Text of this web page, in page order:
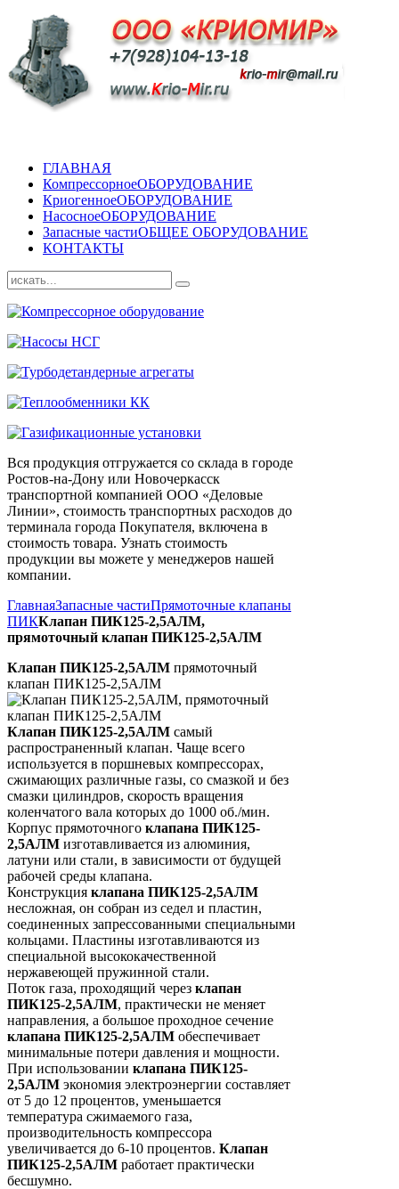
ГЛАВНАЯ
КомпрессорноеОБОРУДОВАНИЕ
КриогенноеОБОРУДОВАНИЕ
НасосноеОБОРУДОВАНИЕ
Запасные частиОБЩЕЕ ОБОРУДОВАНИЕ
КОНТАКТЫ
Вся продукция отгружается со склада в городе
Ростов-на-Дону или Новочеркасск
транспортной компанией ООО «Деловые
Линии», стоимость транспортных расходов до
терминала города Покупателя, включена в
стоимость товара. Узнать стоимость
продукции вы можете у менеджеров нашей
компании.
ГлавнаяЗапасные частиПрямоточные клапаны
ПИККлапан ПИК125-2,5АЛМ,
прямоточный клапан ПИК125-2,5АЛМ
Клапан ПИК125-2,5АЛМ прямоточный
клапан ПИК125-2,5АЛМ
Клапан ПИК125-2,5АЛМ самый
распространенный клапан. Чаще всего
используется в поршневых компрессорах,
сжимающих различные газы, со смазкой и без
смазки цилиндров, скорость вращения
коленчатого вала которых до 1000 об./мин.
Корпус прямоточного клапана ПИК125-
2,5АЛМ изготавливается из алюминия,
латуни или стали, в зависимости от будущей
рабочей среды клапана.
Конструкция клапана ПИК125-2,5АЛМ
несложная, он собран из седел и пластин,
соединенных запрессованными специальными
кольцами. Пластины изготавливаются из
специальной высококачественной
нержавеющей пружинной стали.
Поток газа, проходящий через клапан
ПИК125-2,5АЛМ, практически не меняет
направления, а большое проходное сечение
клапана ПИК125-2,5АЛМ обеспечивает
минимальные потери давления и мощности.
При использовании клапана ПИК125-
2,5АЛМ экономия электроэнергии составляет
от 5 до 12 процентов, уменьшается
температура сжимаемого газа,
производительность компрессора
увеличивается до 6-10 процентов. Клапан
ПИК125-2,5АЛМ работает практически
бесшумно.